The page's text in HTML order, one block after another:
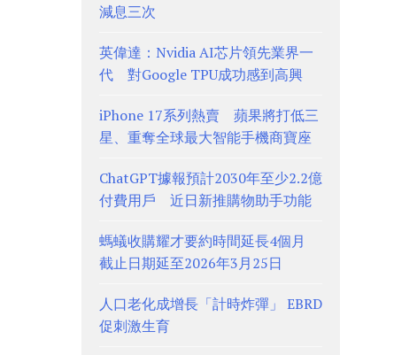
減息三次
英偉達：Nvidia AI芯片領先業界一
代 對Google TPU成功感到高興
iPhone 17系列熱賣 蘋果將打低三
星、重奪全球最大智能手機商寶座
ChatGPT據報預計2030年至少2.2億
付費用戶 近日新推購物助手功能
螞蟻收購耀才要約時間延長4個月
截止日期延至2026年3月25日
人口老化成增長「計時炸彈」 EBRD
促刺激生育